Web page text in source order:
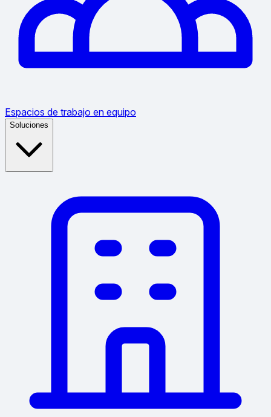
Espacios de trabajo en equipo
Soluciones